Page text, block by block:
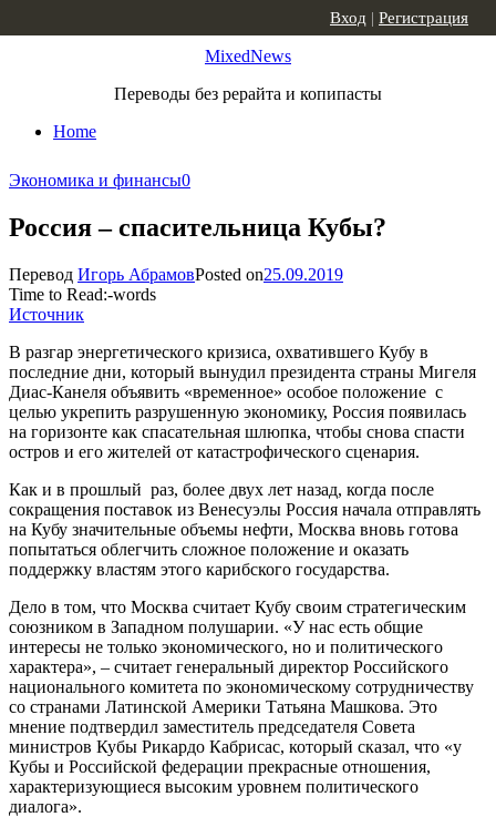
MixedNews
Переводы без рерайта и копипасты
Home
Вход | Регистрация
Экономика и финансы0
Россия – спасительница Кубы?
Перевод Игорь АбрамовPosted on25.09.2019
Time to Read:-words
Источник
В разгар энергетического кризиса, охватившего Кубу в
последние дни, который вынудил президента страны Мигеля
Диас-Канеля объявить «временное» особое положение с
целью укрепить разрушенную экономику, Россия появилась
на горизонте как спасательная шлюпка, чтобы снова спасти
остров и его жителей от катастрофического сценария.
Как и в прошлый раз, более двух лет назад, когда после
сокращения поставок из Венесуэлы Россия начала отправлять
на Кубу значительные объемы нефти, Москва вновь готова
попытаться облегчить сложное положение и оказать
поддержку властям этого карибского государства.
Дело в том, что Москва считает Кубу своим стратегическим
союзником в Западном полушарии. «У нас есть общие
интересы не только экономического, но и политического
характера», – считает генеральный директор Российского
национального комитета по экономическому сотрудничеству
со странами Латинской Америки Татьяна Машкова. Это
мнение подтвердил заместитель председателя Совета
министров Кубы Рикардо Кабрисас, который сказал, что «у
Кубы и Российской федерации прекрасные отношения,
характеризующиеся высоким уровнем политического
диалога».